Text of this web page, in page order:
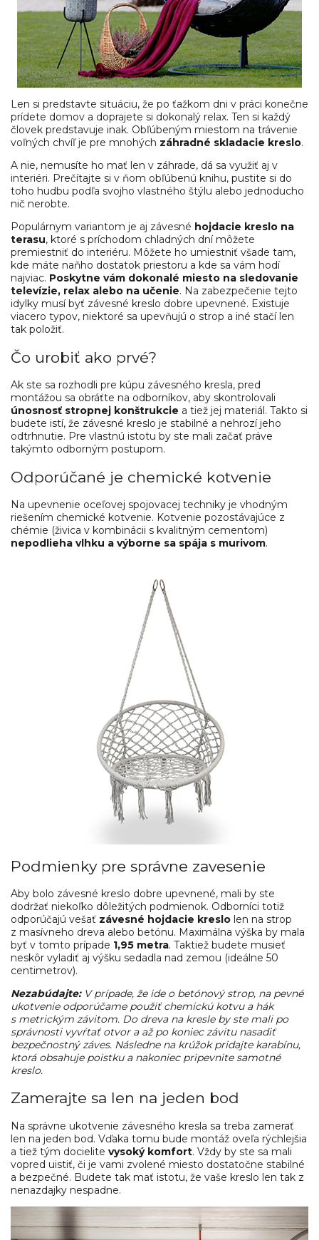
Len si predstavte situáciu, že po ťažkom dni v práci konečne
prídete domov a doprajete si dokonalý relax. Ten si každý
človek predstavuje inak. Obľúbeným miestom na trávenie
voľných chvíľ je pre mnohých záhradné skladacie kreslo.
A nie, nemusíte ho mať len v záhrade, dá sa využiť aj v
interiéri. Prečítajte si v ňom obľúbenú knihu, pustite si do
toho hudbu podľa svojho vlastného štýlu alebo jednoducho
nič nerobte.
Populárnym variantom je aj závesné hojdacie kreslo na
terasu, ktoré s príchodom chladných dní môžete
premiestniť do interiéru. Môžete ho umiestniť všade tam,
kde máte naňho dostatok priestoru a kde sa vám hodí
najviac. Poskytne vám dokonalé miesto na sledovanie
televízie, relax alebo na učenie. Na zabezpečenie tejto
idylky musí byť závesné kreslo dobre upevnené. Existuje
viacero typov, niektoré sa upevňujú o strop a iné stačí len
tak položiť.
Čo urobiť ako prvé?
Ak ste sa rozhodli pre kúpu závesného kresla, pred
montážou sa obráťte na odborníkov, aby skontrolovali
únosnosť stropnej konštrukcie a tiež jej materiál. Takto si
budete istí, že závesné kreslo je stabilné a nehrozí jeho
odtrhnutie. Pre vlastnú istotu by ste mali začať práve
takýmto odborným postupom.
Odporúčané je chemické kotvenie
Na upevnenie oceľovej spojovacej techniky je vhodným
riešením chemické kotvenie. Kotvenie pozostávajúce z
chémie (živica v kombinácii s kvalitným cementom)
nepodlieha vlhku a výborne sa spája s murivom.
Podmienky pre správne zavesenie
Aby bolo závesné kreslo dobre upevnené, mali by ste
dodržať niekoľko dôležitých podmienok. Odborníci totiž
odporúčajú vešať závesné hojdacie kreslo len na strop
z masívneho dreva alebo betónu. Maximálna výška by mala
byť v tomto prípade 1,95 metra. Taktiež budete musieť
neskôr vyladiť aj výšku sedadla nad zemou (ideálne 50
centimetrov).
Nezabúdajte:V prípade, že ide o betónový strop, na pevné
ukotvenie odporúčame použiť chemickú kotvu a hák
s metrickým závitom. Do dreva na kresle by ste mali po
správnosti vyvŕtať otvor a až po koniec závitu nasadiť
bezpečnostný záves. Následne na krúžok pridajte karabínu,
ktorá obsahuje poistku a nakoniec pripevnite samotné
kreslo.
Zamerajte sa len na jeden bod
Na správne ukotvenie závesného kresla sa treba zamerať
len na jeden bod. Vďaka tomu bude montáž oveľa rýchlejšia
a tiež tým docielite vysoký komfort. Vždy by ste sa mali
vopred uistiť, či je vami zvolené miesto dostatočne stabilné
a bezpečné. Budete tak mať istotu, že vaše kreslo len tak z
nenazdajky nespadne.